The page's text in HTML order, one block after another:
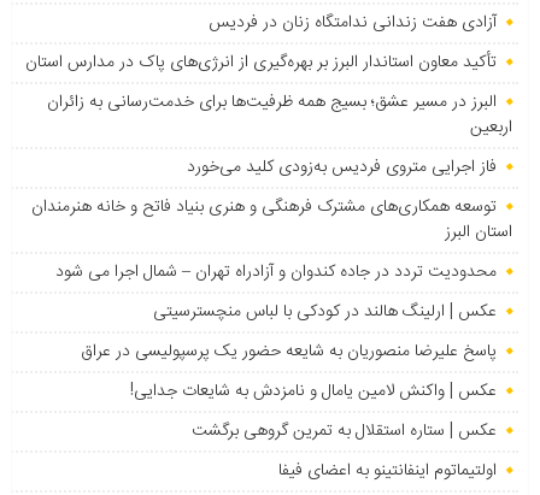
آزادی هفت زندانی ندامتگاه زنان در فردیس
تأکید معاون استاندار البرز بر بهره‌گیری از انرژی‌های پاک در مدارس استان
البرز در مسیر عشق؛ بسیج همه ظرفیت‌ها برای خدمت‌رسانی به زائران
اربعین
فاز اجرایی متروی فردیس به‌زودی کلید می‌خورد
توسعه همکاری‌های مشترک فرهنگی و هنری بنیاد فاتح و خانه هنرمندان
استان البرز
محدودیت تردد در جاده کندوان و آزادراه تهران – شمال اجرا می شود
عکس | ارلینگ هالند در کودکی با لباس منچسترسیتی
پاسخ علیرضا منصوریان به شایعه حضور یک پرسپولیسی در عراق
عکس | واکنش لامین یامال و نامزدش به شایعات جدایی!
عکس | ستاره استقلال به تمرین گروهی برگشت
اولتیماتوم اینفانتینو به اعضای فیفا